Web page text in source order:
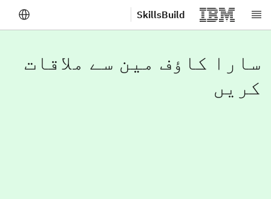
اصلی مواد پر جائیںSkillsBuild
سارا کاؤف مین سے ملاقات
کریں